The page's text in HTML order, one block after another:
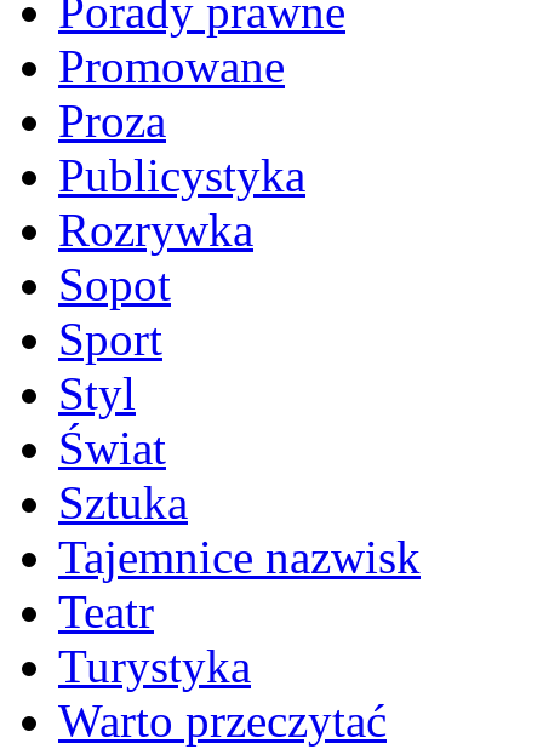
Porady prawne
Promowane
Proza
Publicystyka
Rozrywka
Sopot
Sport
Styl
Świat
Sztuka
Tajemnice nazwisk
Teatr
Turystyka
Warto przeczytać